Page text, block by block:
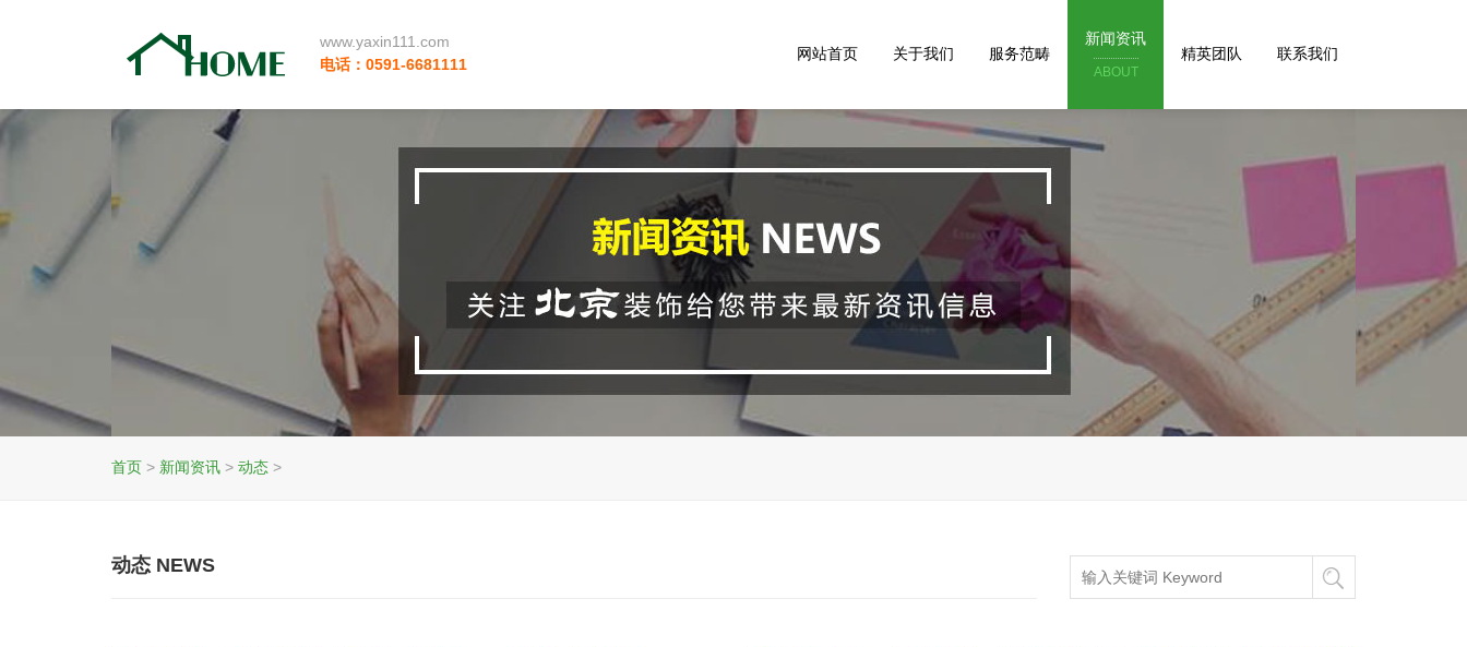
www.yaxin111.com
电话：0591-6681111
网站首页 关于我们 服务范畴
新闻资讯
ABOUT
精英团队 联系我们
首页 > 新闻资讯 > 动态 >
动态 NEWS